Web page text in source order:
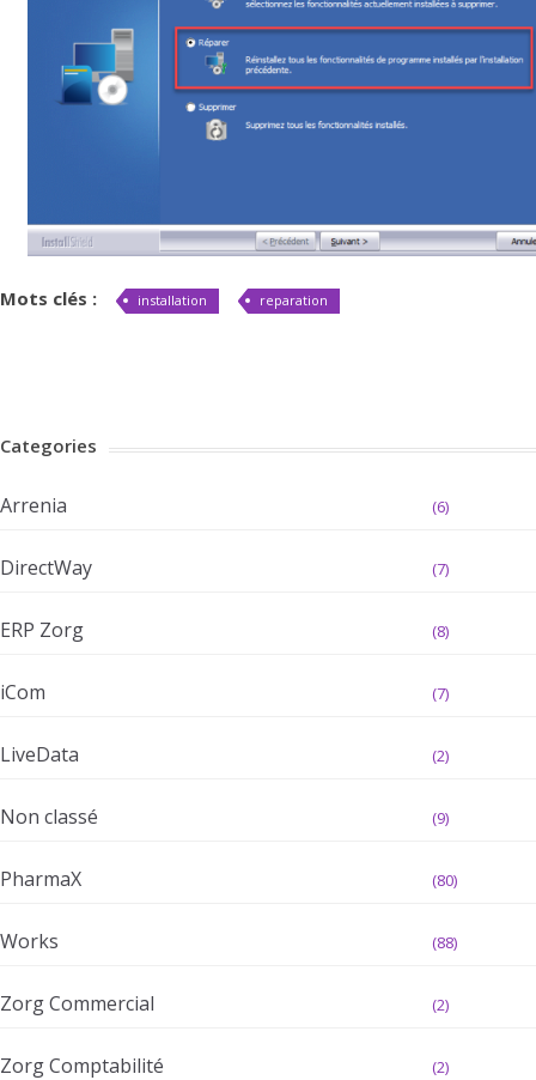
Mots clés : installation reparation
Categories
Arrenia (6)
DirectWay (7)
ERP Zorg (8)
iCom (7)
LiveData (2)
Non classé (9)
PharmaX (80)
Works (88)
Zorg Commercial (2)
Zorg Comptabilité (2)